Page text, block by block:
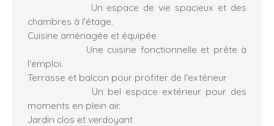
Un espace de vie spacieux et des
chambres à l'étage.
Cuisine aménagée et équipée
Une cuisine fonctionnelle et prête à
l'emploi.
Terrasse et balcon pour profiter de l'extérieur
Un bel espace extérieur pour des
moments en plein air.
Jardin clos et verdoyant